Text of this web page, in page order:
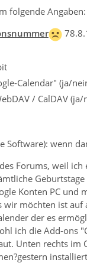
folgende Angaben:
Calendar" (ja/
/ CalDAV
Software): wenn
Forums, weil
Konten PC
wir möchten ist
der es
ich die Add-ons
Unten rechts